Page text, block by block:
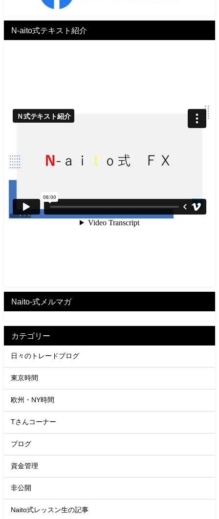
N-aito式テキスト紹介
Naito-式メルマガ
カテゴリー
日々のトレードブログ
東京時間
欧州・NY時間
Tさんコーナー
ブログ
資金管理
非公開
Naito式レッスン生の記事